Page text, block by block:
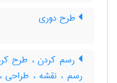
طرح دوری
رسم کردن ، طرح